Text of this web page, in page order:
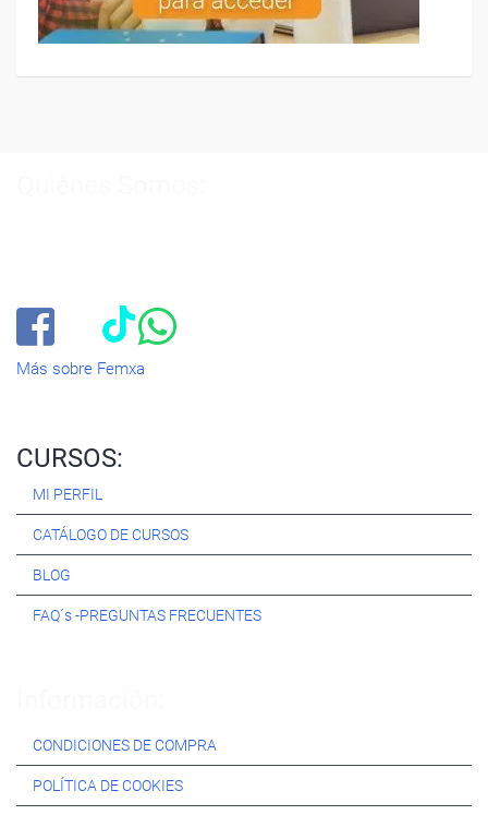
Más sobre Femxa
CURSOS:
MI PERFIL
CATÁLOGO DE CURSOS
BLOG
FAQ´s -PREGUNTAS FRECUENTES
CONDICIONES DE COMPRA
POLÍTICA DE COOKIES